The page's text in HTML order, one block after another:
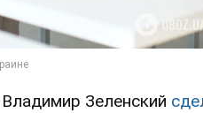
Зеленский